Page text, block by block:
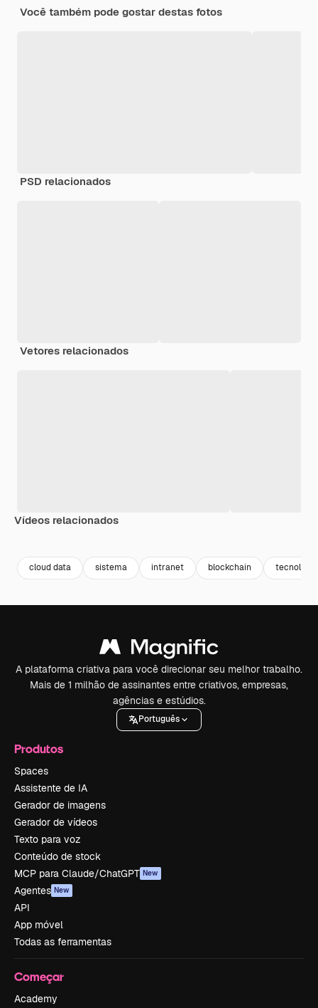
Você também pode gostar destas fotos
PSD relacionados
Vetores relacionados
Vídeos relacionados
cloud data sistema intranet blockchain
A plataforma criativa para você direcionar seu melhor trabalho.
Mais de 1 milhão de assinantes entre criativos, empresas,
agências e estúdios.
Português
Produtos
Spaces
Assistente de IA
Gerador de imagens
Gerador de vídeos
Texto para voz
Conteúdo de stock
MCP para Claude/ChatGPT New
Agentes New
API
App móvel
Todas as ferramentas
Começar
Academy